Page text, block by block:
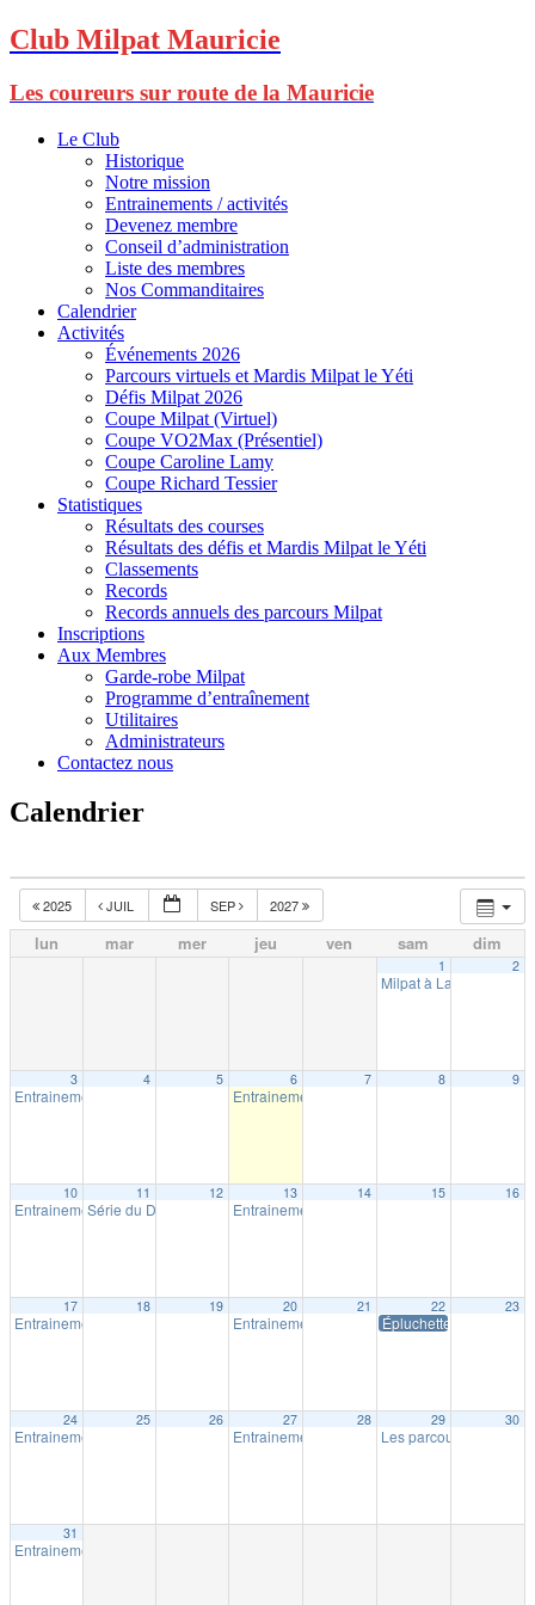
Club Milpat Mauricie
Les coureurs sur route de la Mauricie
Le Club
Historique
Notre mission
Entrainements / activités
Devenez membre
Conseil d’administration
Liste des membres
Nos Commanditaires
Calendrier
Activités
Événements 2026
Parcours virtuels et Mardis Milpat le Yéti
Défis Milpat 2026
Coupe Milpat (Virtuel)
Coupe VO2Max (Présentiel)
Coupe Caroline Lamy
Coupe Richard Tessier
Statistiques
Résultats des courses
Résultats des défis et Mardis Milpat le Yéti
Classements
Records
Records annuels des parcours Milpat
Inscriptions
Aux Membres
Garde-robe Milpat
Programme d’entraînement
Utilitaires
Administrateurs
Contactez nous
Calendrier
2025 JUIL SEP 2027
lun mar mer jeu ven sam dim
1
Milpat à La Tuque
2
3
Entrainement extérieur à Shawinigan18:30
4 5 6
Entrainement extérieur à Shawinigan
7 8 9
10
Entrainement extérieur à Shawinigan18:30
11
Série du Diable – Saison 19 – Course # 4
12 13
Entrainement extérieur à Shawinigan
14 15 16
17
Entrainement extérieur à Shawinigan18:30
18 19 20
Entrainement extérieur à Shawinigan
21 22
Épluchette Milpat
23
24
Entrainement extérieur à Shawinigan18:30
25 26 27
Entrainement extérieur à Shawinigan
28 29
Les parcours Milpat
30
31
Entrainement extérieur à Shawinigan